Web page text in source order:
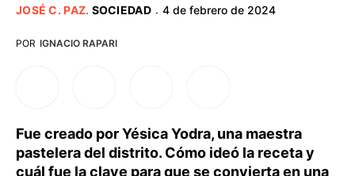
JOSÉ C. PAZ. SOCIEDAD · 4 de febrero de 2024
IGNACIO RAPARI
POR
Fue creado por Yésica Yodra, una maestra
pastelera del distrito. Cómo ideó la receta y
cuál fue la clave para que se convierta en una